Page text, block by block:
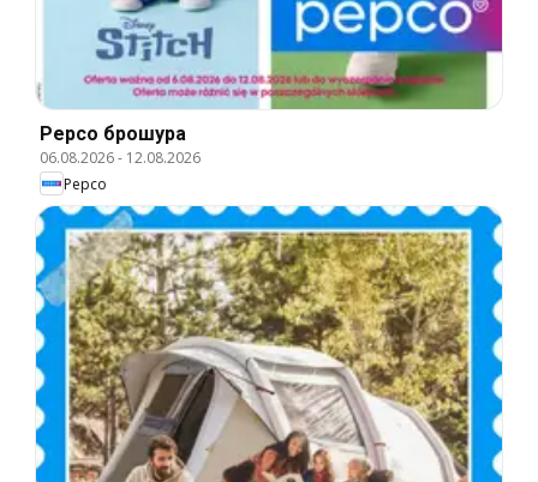
Pepco брошура
06.08.2026- 12.08.2026
Pepco